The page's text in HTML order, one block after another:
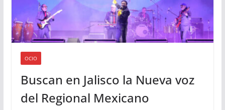
OCIO
Buscan en Jalisco la Nueva voz
del Regional Mexicano